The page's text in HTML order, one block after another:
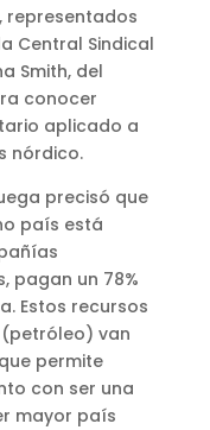
representados
Central Sindical
Smith, del
conocer
aplicado a
nórdico.
precisó que
país está
pagan un 78%
Estos recursos
van
permite
con ser una
mayor país